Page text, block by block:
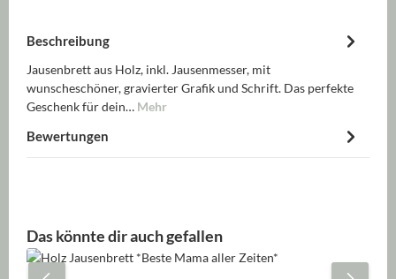
Beschreibung
Jausenbrett aus Holz, inkl. Jausenmesser, mit
wunscheschöner, gravierter Grafik und Schrift. Das perfekte
Geschenk für dein… Mehr
Bewertungen
Produktgalerie überspringen
Das könnte dir auch gefallen